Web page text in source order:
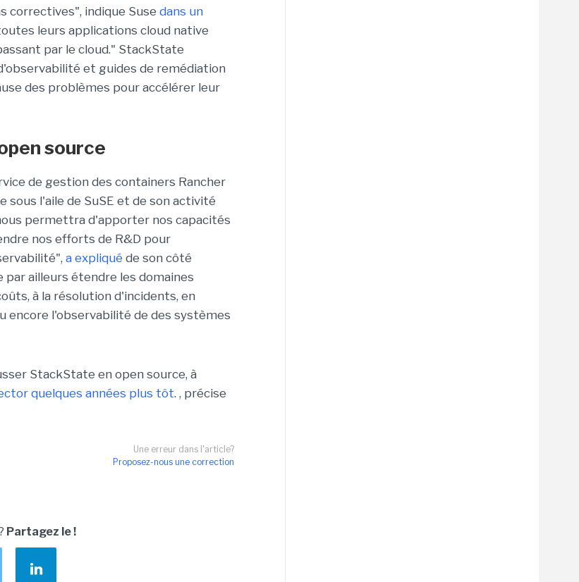
correctives", indique Suse dans un
leurs applications cloud native
par le cloud." StackState
et guides de remédiation
des problèmes pour accélérer leur
source
de gestion des containers Rancher
sous l'aile de SuSE et de son activité
permettra d'apporter nos capacités
nos efforts de R&D pour
a expliqué de son côté
par ailleurs étendre les domaines
à la résolution d'incidents, en
encore l'observabilité de des systèmes
StackState en open source, à
quelques années plus tôt. , précise
Une erreur dans l'article?
Proposez-nous une correction
Partagez le !